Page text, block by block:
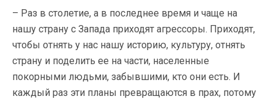
– Раз в столетие, а в последнее время и чаще на
нашу страну с Запада приходят агрессоры. Приходят,
чтобы отнять у нас нашу историю, культуру, отнять
страну и поделить ее на части, населенные
покорными людьми, забывшими, кто они есть. И
каждый раз эти планы превращаются в прах, потому